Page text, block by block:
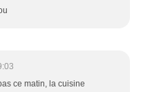
ce matin, la cuisine